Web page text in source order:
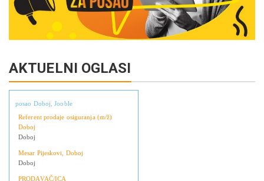
AKTUELNI OGLASI
posao Doboj, Jooble
Referent prodaje osiguranja (m/ž)
Doboj
Doboj
Mesar Pijeskovi, Doboj
Doboj
PRODAVAČ/ICA